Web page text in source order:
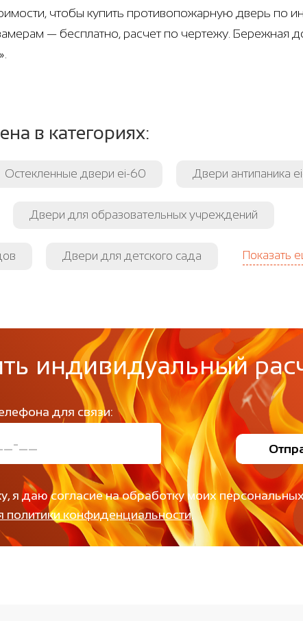
чтобы купить противопожарную дверь по
— бесплатно, расчет по чертежу. Бережная
в категориях:
Остекленные двери ei-60 Двери антипаника
Двери для образовательных учреждений
Двери для детского сада Показать
индивидуальный
для связи:
я даю согласие на обработку моих
политики конфиденциальности.